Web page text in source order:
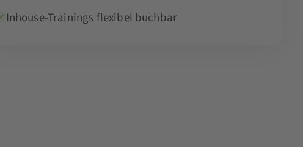
Inhouse-Trainings flexibel buchbar